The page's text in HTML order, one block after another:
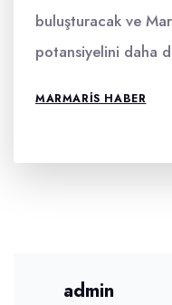
buluşturacak ve
potansiyelini daha
MARMARIS HABER
admin